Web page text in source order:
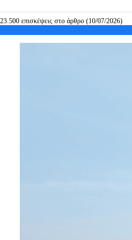
23.500 επισκέψεις στο άρθρο (10/07/2026)